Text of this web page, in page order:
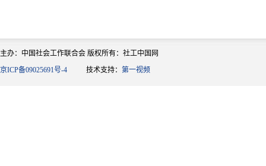
主办：中国社会工作联合会 版权所有：社工中国网
京ICP备09025691号-4 技术支持： 第一视频